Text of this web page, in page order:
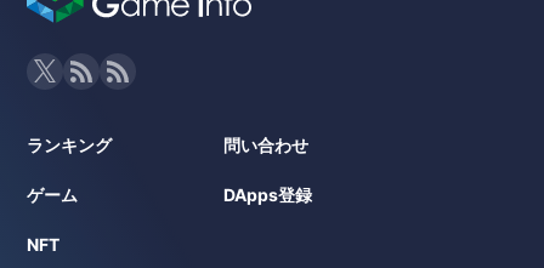
ランキング
ゲーム
NFT
問い合わせ
DApps登録